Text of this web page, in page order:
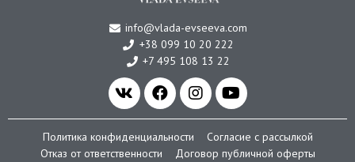
info@vlada-evseeva.com
+38 099 10 20 222
+7 495 108 13 22
Политика конфиденциальности
Согласие с рассылкой
Отказ от ответственности
Договор публичной оферты